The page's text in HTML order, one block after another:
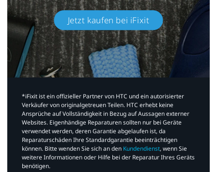
Jetzt kaufen bei iFixit​
*iFixit ist ein offizieller Partner von HTC und ein autorisierter
Verkäufer von originalgetreuen Teilen. HTC erhebt keine
Ansprüche auf Vollständigkeit in Bezug auf Aussagen externer
Websites. Eigenhändige Reparaturen sollten nur bei Geräte
verwendet werden, deren Garantie abgelaufen ist, da
Reparaturschäden Ihre Standardgarantie beeinträchtigen
können. Bitte wenden Sie sich an den Kundendienst, wenn Sie
weitere Informationen oder Hilfe bei der Reparatur Ihres Geräts
benötigen.​